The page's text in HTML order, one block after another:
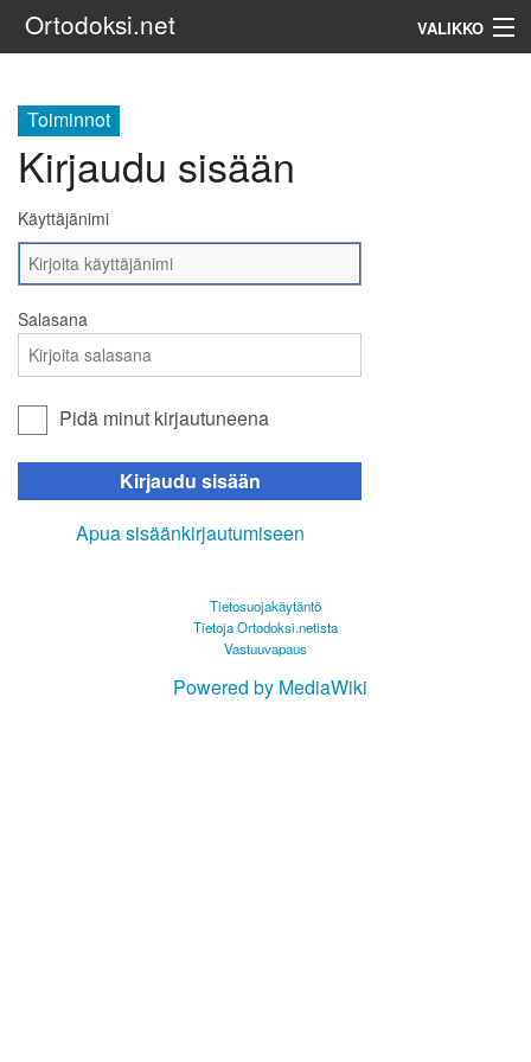
Ortodoksi.net VALIKKO
Toiminnot
Kirjaudu sisään
Käyttäjänimi
Salasana
Pidä minut kirjautuneena
Kirjaudu sisään
Apua sisäänkirjautumiseen
Tietosuojakäytäntö
Tietoja Ortodoksi.netista
Vastuuvapaus
Powered by MediaWiki